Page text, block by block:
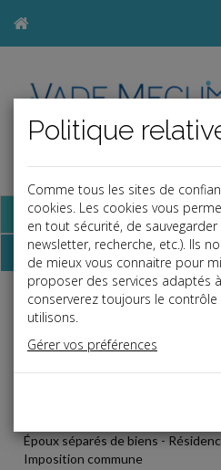
Base documentaire
Dépêches
Liste des dernières
Fiscal TPE
IMPOSITION COMMUNE DES
Époux séparés de biens -
Imposition commune
Comme tous les sites de
cookies. Les cookies vous
en tout sécurité, de sauvegarder
newsletter, recherche, etc.). Ils
de mieux vous connaitre pour
proposer des services adaptés
conserverez toujours le
utilisons.
Gérer vos préférences